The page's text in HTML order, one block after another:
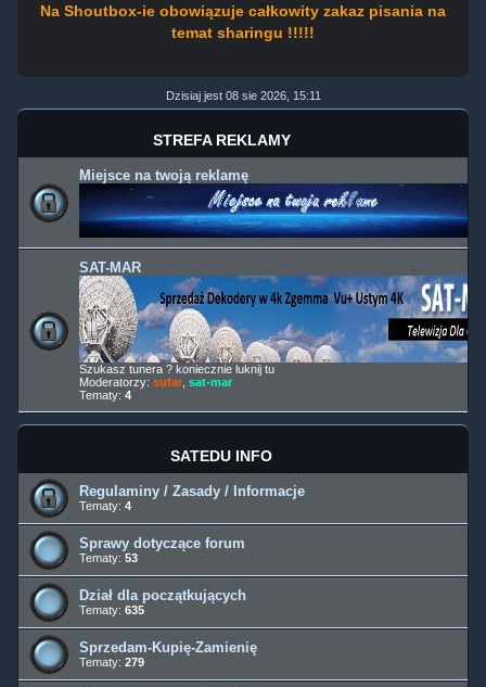
Na Shoutbox-ie obowiązuje całkowity zakaz pisania na
temat sharingu !!!!!
Dzisiaj jest 08 sie 2026, 15:11
STREFA REKLAMY
Miejsce na twoją reklamę
SAT-MAR
Szukasz tunera ? koniecznie luknij tu
Moderatorzy: sufar sat-mar
Tematy: 4
SATEDU INFO
Regulaminy / Zasady / Informacje
Tematy: 4
Sprawy dotyczące forum
Tematy: 53
Dział dla początkujących
Tematy: 635
Sprzedam-Kupię-Zamienię
Tematy: 279